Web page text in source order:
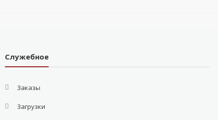
Служебное
Заказы
Загрузки